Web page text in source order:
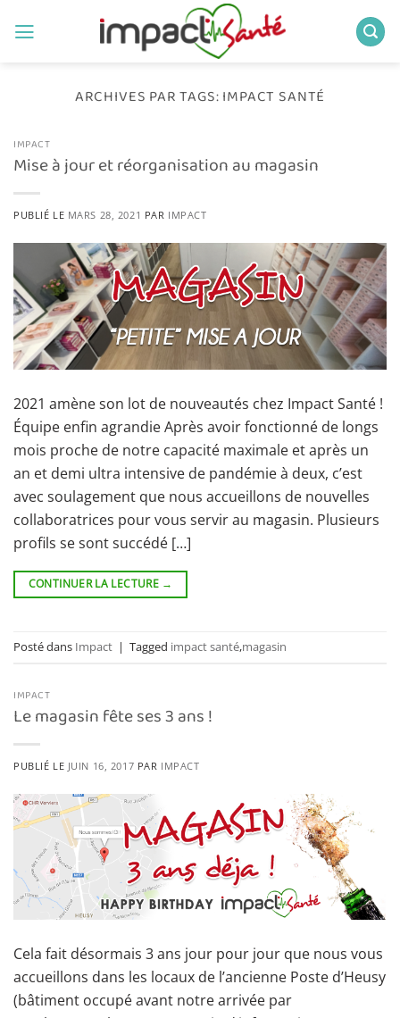
au
ARCHIVES PAR TAGS:IMPACT SANTÉ
IMPACT
Mise à jour et réorganisation au magasin
PUBLIÉ LE MARS 28, 2021 PAR IMPACT
2021 amène son lot de nouveautés chez Impact Santé !
Équipe enfin agrandie Après avoir fonctionné de longs
mois proche de notre capacité maximale et après un
an et demi ultra intensive de pandémie à deux, c’est
avec soulagement que nous accueillons de nouvelles
collaboratrices pour vous servir au magasin. Plusieurs
profils se sont succédé […]
CONTINUER LA LECTURE →
Posté dans Impact | Tagged impact santé,magasin
IMPACT
Le magasin fête ses 3 ans !
PUBLIÉ LE JUIN 16, 2017 PAR IMPACT
Cela fait désormais 3 ans jour pour jour que nous vous
accueillons dans les locaux de l’ancienne Poste d’Heusy
(bâtiment occupé avant notre arrivée par